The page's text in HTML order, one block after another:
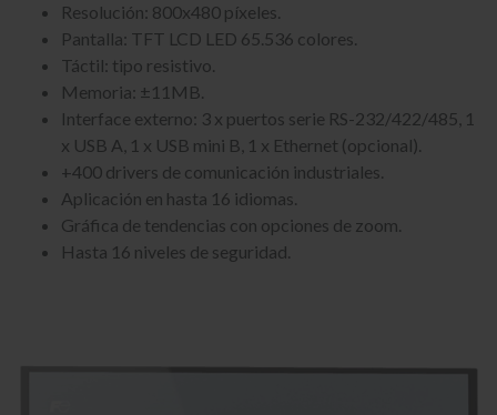
Resolución: 800x480 píxeles.
Pantalla: TFT LCD LED 65.536 colores.
Táctil: tipo resistivo.
Memoria: ±11MB.
Interface externo: 3 x puertos serie RS-232/422/485, 1
x USB A, 1 x USB mini B, 1 x Ethernet (opcional).
+400 drivers de comunicación industriales.
Aplicación en hasta 16 idiomas.
Gráfica de tendencias con opciones de zoom.
Hasta 16 niveles de seguridad.